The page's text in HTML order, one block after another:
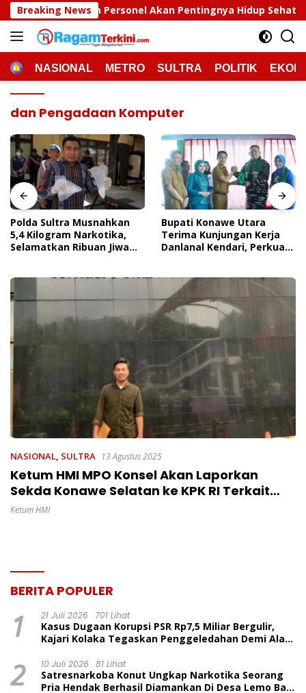
Langsung
ke
konten
Breaking News
Akan Pentingnya Hidup Sehat Polda Sultra
HOMENASIONAL METRO SULTRA POLITIK
dan Pengadaan Komputer
Polda Sultra Musnahkan
5,4 Kilogram Narkotika,
Selamatkan Ribuan Jiwa
Bupati Konawe Utara
Terima Kunjungan Kerja
Danlanal Kendari, Perkuat
NASIONAL, SULTRA 13 Agustus 2025
Ketum HMI MPO Konsel Akan Laporkan
Sekda Konawe Selatan ke KPK RI Terkait
Dugaan Korupsi Anggaran Makan Minum
Ketum HMI
BERITA POPULER
1 21 Juli 2026 701 Lihat
Kasus Dugaan Korupsi PSR Rp7,5 Miliar Bergulir,
Kajari Kolaka Tegaskan Penggeledahan Demi Alat
2 10 Juli 2026 81 Lihat
Satresnarkoba Konut Ungkap Narkotika Seorang
Pria Hendak Berhasil Diamankan Di Desa Lemo Bajo